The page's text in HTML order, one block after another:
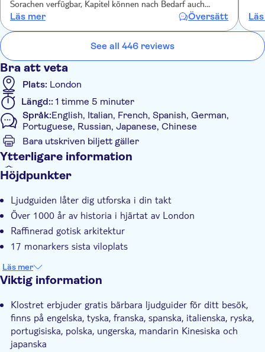
Sorachen verfügbar, Kapitel können nach Bedarf auch
übersprungen werden. Preis ist über tui bei allen Erlebnissen
in London günstiger als vor Ort. E-ticket ist in London
Standard! Kinder sind hier inklusive!
Läs mer Översätt
See all 446 reviews
Bra att veta
Plats: London
Längd:: 1 timme 5 minuter
Språk:English, Italian, French, Spanish, German,
Portuguese, Russian, Japanese, Chinese
Bara utskriven biljett gäller
Ytterligare information
Omedelbar bekräftelse
Höjdpunkter
Ljudguiden låter dig utforska i din takt
Över 1000 år av historia i hjärtat av London
Raffinerad gotisk arkitektur
17 monarkers sista viloplats
Läs mer
Viktig information
Klostret erbjuder gratis bärbara ljudguider för ditt besök,
finns på engelska, tyska, franska, spanska, italienska, ryska,
portugisiska, polska, ungerska, mandarin Kinesiska och
japanska